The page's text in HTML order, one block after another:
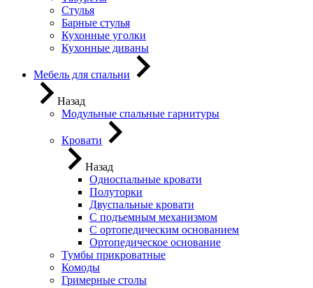
Стулья
Барные стулья
Кухонные уголки
Кухонные диваны
Мебель для спальни
Назад
Модульные спальные гарнитуры
Кровати
Назад
Односпальные кровати
Полуторки
Двуспальные кровати
С подъемным механизмом
С ортопедическим основанием
Ортопедическое основание
Тумбы прикроватные
Комоды
Гримерные столы